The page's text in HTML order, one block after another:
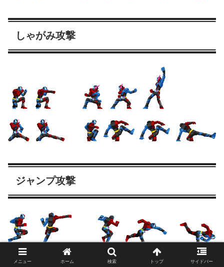
しゃがみ攻撃
ジャンプ攻撃
メニュー ホーム 検索 トップ サイドバー